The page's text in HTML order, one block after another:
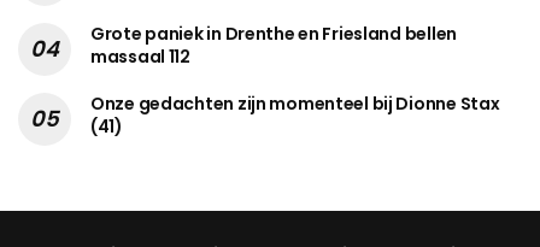
Grote paniek in Drenthe en Friesland bellen
massaal 112
Onze gedachten zijn momenteel bij Dionne Stax
(41)